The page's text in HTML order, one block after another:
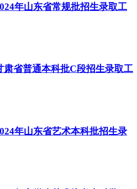
年山东省常规批招生录取工
肃省普通本科批C段招生录取工
年山东省艺术本科批招生录